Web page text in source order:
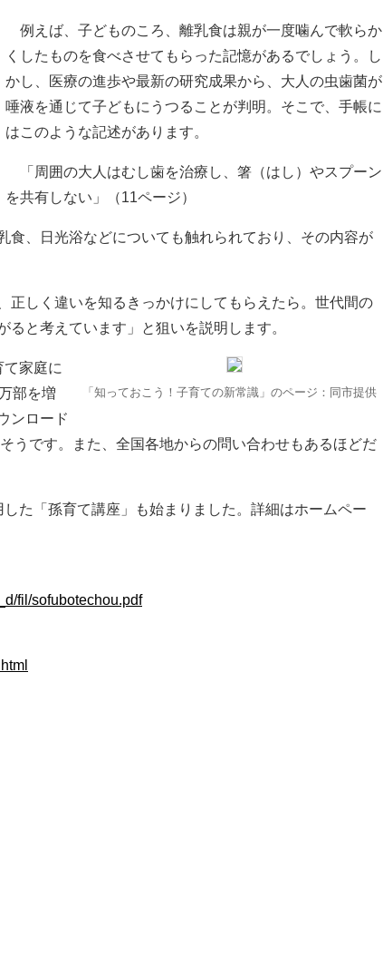
例えば、子どものころ、離乳食は親が一度噛んで軟らか
くしたものを食べさせてもらった記憶があるでしょう。し
かし、医療の進歩や最新の研究成果から、大人の虫歯菌が
唾液を通じて子どもにうつることが判明。そこで、手帳に
はこのような記述があります。
「周囲の大人はむし歯を治療し、箸（はし）やスプーン
を共有しない」（11ページ）
、日光浴などについても触れられており、その内容が
しく違いを知るきっかけにしてもらえたら。世代間の
と考えています」と狙いを説明します。
「知っておこう！子育ての新常識」のページ：同市提供
家庭に
部を増
ンロード
うです。また、全国各地からの問い合わせもあるほどだ
た「孫育て講座」も始まりました。詳細はホームペー
fil/sofubotechou.pdf